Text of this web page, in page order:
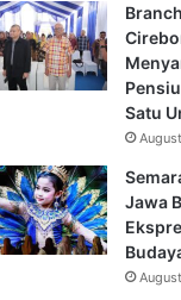
Satu
Jawa